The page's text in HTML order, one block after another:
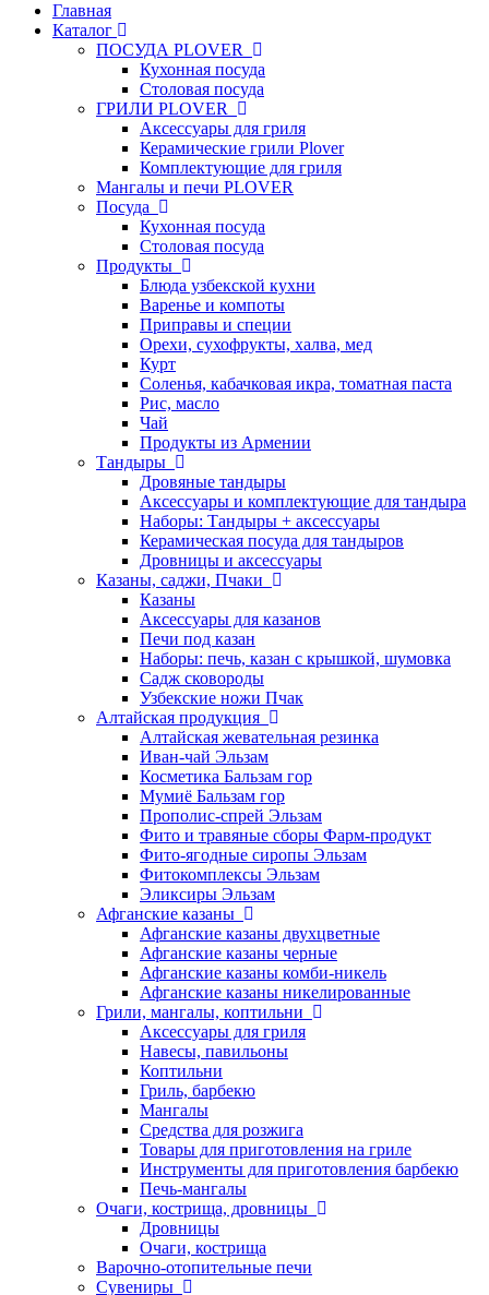
Главная
Каталог
ПОСУДА PLOVER
Кухонная посуда
Столовая посуда
ГРИЛИ PLOVER
Аксессуары для гриля
Керамические грили Plover
Комплектующие для гриля
Мангалы и печи PLOVER
Посуда
Кухонная посуда
Столовая посуда
Продукты
Блюда узбекской кухни
Варенье и компоты
Приправы и специи
Орехи, сухофрукты, халва, мед
Курт
Соленья, кабачковая икра, томатная паста
Рис, масло
Чай
Продукты из Армении
Тандыры
Дровяные тандыры
Аксессуары и комплектующие для тандыра
Наборы: Тандыры + аксессуары
Керамическая посуда для тандыров
Дровницы и аксессуары
Казаны, саджи, Пчаки
Казаны
Аксессуары для казанов
Печи под казан
Наборы: печь, казан с крышкой, шумовка
Садж сковороды
Узбекские ножи Пчак
Алтайская продукция
Алтайская жевательная резинка
Иван-чай Эльзам
Косметика Бальзам гор
Мумиё Бальзам гор
Прополис-спрей Эльзам
Фито и травяные сборы Фарм-продукт
Фито-ягодные сиропы Эльзам
Фитокомплексы Эльзам
Эликсиры Эльзам
Афганские казаны
Афганские казаны двухцветные
Афганские казаны черные
Афганские казаны комби-никель
Афганские казаны никелированные
Грили, мангалы, коптильни
Аксессуары для гриля
Навесы, павильоны
Коптильни
Гриль, барбекю
Мангалы
Средства для розжига
Товары для приготовления на гриле
Инструменты для приготовления барбекю
Печь-мангалы
Очаги, кострища, дровницы
Дровницы
Очаги, кострища
Варочно-отопительные печи
Сувениры